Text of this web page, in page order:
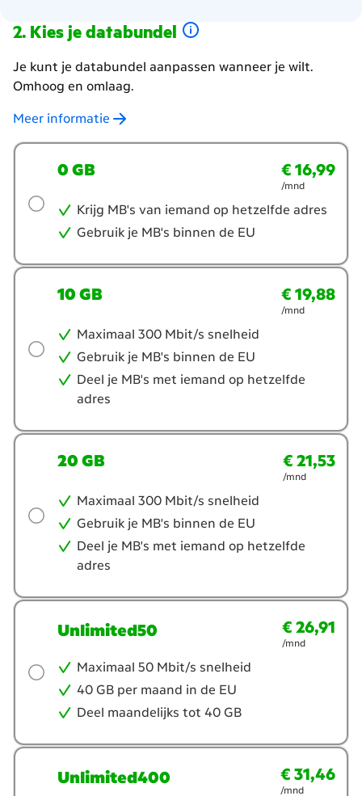
Kies je databundel
Je kunt je databundel aanpassen wanneer je wilt.
Omhoog en omlaag.
Meer informatie
Welke
databundel
0 GB € 16,99
€ 16,99
per maand
/mnd
Krijg MB's van iemand op hetzelfde adres
Gebruik je MB's binnen de EU
10 GB € 19,88
€ 19,88
per maand
/mnd
Maximaal 300 Mbit/s snelheid
Gebruik je MB's binnen de EU
Deel je MB's met iemand op hetzelfde
adres
20 GB € 21,53
€ 21,53
per maand
/mnd
Maximaal 300 Mbit/s snelheid
Gebruik je MB's binnen de EU
Deel je MB's met iemand op hetzelfde
adres
Unlimited50 € 26,91
€ 26,91
per maand
/mnd
Maximaal 50 Mbit/s snelheid
40 GB per maand in de EU
Deel maandelijks tot 40 GB
Unlimited400 € 31,46
€ 31,46
per maand
/mnd